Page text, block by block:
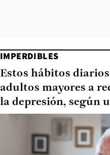
IMPERDIBLES
Estos hábitos
adultos mayores a
la depresión, según